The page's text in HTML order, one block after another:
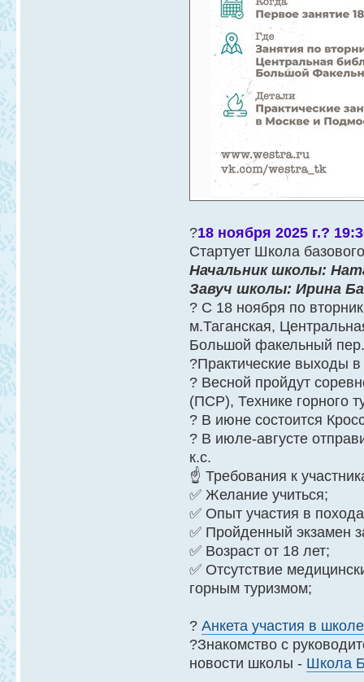
?18 ноября 2025 г.?
Стартует Школа
Начальник школы:
Завуч школы: Ирина
? С 18 ноября по
м.Таганская,
Большой факельный
?Практические выходы
? Весной пройдут
(ПСР), Технике горного
? В июне состоится
? В июле-августе
к.с.
☝ Требования к
✅ Желание учиться;
✅ Опыт участия в
✅ Пройденный экзамен
✅ Возраст от 18 лет;
✅ Отсутствие
горным туризмом;
?Анкета участия в
?Знакомство с
новости школы - Школа